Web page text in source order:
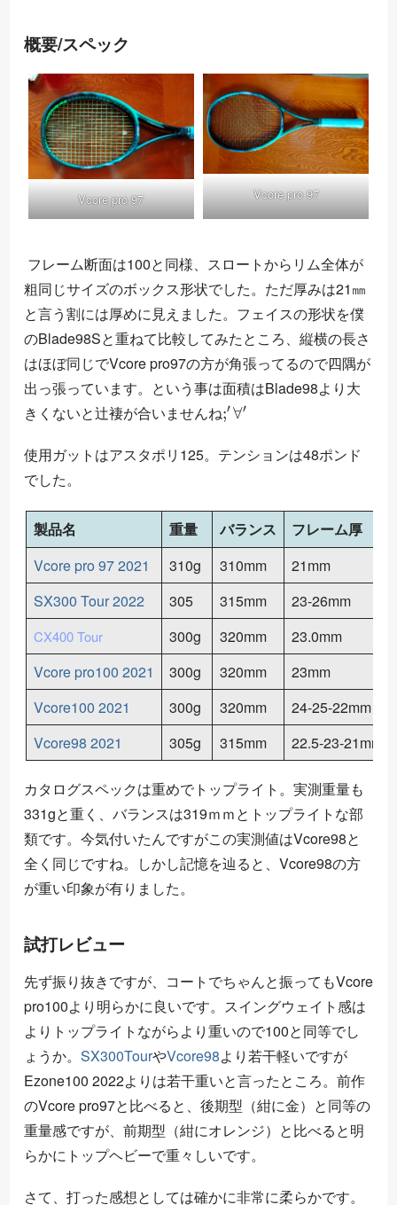
概要/スペック
Vcore pro 97 Vcore pro 97
フレーム断面は100と同様、スロートからリム全体が
粗同じサイズのボックス形状でした。ただ厚みは21㎜
と言う割には厚めに見えました。フェイスの形状を僕
のBlade98Sと重ねて比較してみたところ、縦横の長さ
はほぼ同じでVcore pro97の方が角張ってるので四隅が
出っ張っています。という事は面積はBlade98より大
きくないと辻褄が合いませんね
;′∀′
使用ガットはアスタポリ125。テンションは48ポンド
でした。
製品名 重量 バランス
フレーム厚
Vcore pro 97 2021
310g 310mm
21mm
SX300 Tour 2022
305 315mm 23-26mm
CX400 Tour 300g 320mm
23.0mm
Vcore pro100 2021
300g 320mm
23mm
Vcore100 2021
300g 320mm
24-25-22mm
Vcore98 2021
305g 315mm 22.5-23-21mm
カタログスペックは重めでトップライト。実測重量も
331gと重く、バランスは319ｍｍとトップライトな部
類です。今気付いたんですがこの実測値はVcore98と
全く同じですね。しかし記憶を辿ると、Vcore98の方
が重い印象が有りました。
試打レビュー
先ず振り抜きですが、コートでちゃんと振ってもVcore
pro100より明らかに良いです。スイングウェイト感は
よりトップライトながらより重いので100と同等でし
ょうか。 SX300TourやVcore98より若干軽いですが
Ezone100 2022よりは若干重いと言ったところ。前作
のVcore pro97と比べると、後期型（紺に金）と同等の
重量感ですが、前期型（紺にオレンジ）と比べると明
らかにトップヘビーで重々しいです。
さて、打った感想としては確かに非常に柔らかです。